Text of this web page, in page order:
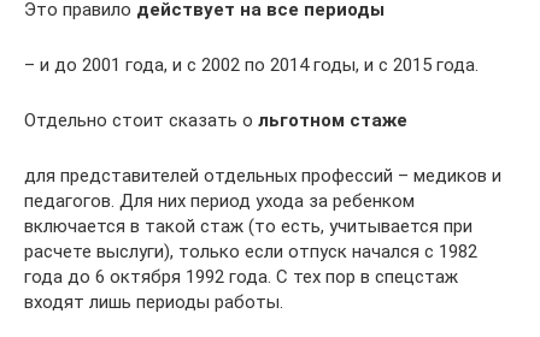
Это правило действует на все периоды
– и до 2001 года, и с 2002 по 2014 годы, и с 2015 года.
Отдельно стоит сказать о льготном стаже
для представителей отдельных профессий – медиков и
педагогов. Для них период ухода за ребенком
включается в такой стаж (то есть, учитывается при
расчете выслуги), только если отпуск начался с 1982
года до 6 октября 1992 года. С тех пор в спецстаж
входят лишь периоды работы.